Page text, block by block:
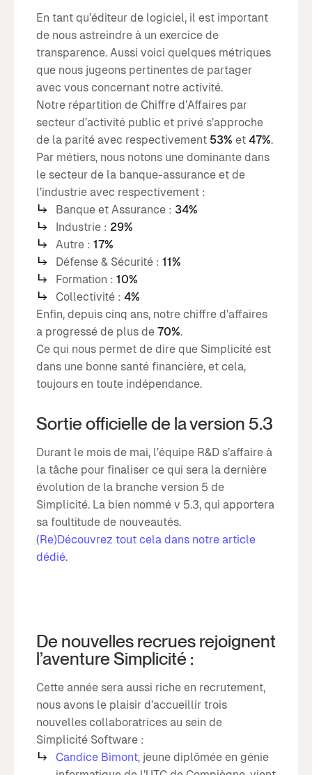
En tant qu’éditeur de logiciel, il est important
de nous astreindre à un exercice de
transparence. Aussi voici quelques métriques
que nous jugeons pertinentes de partager
avec vous concernant notre activité.
Notre répartition de Chiffre d’Affaires par
secteur d’activité public et privé s’approche
de la parité avec respectivement 53% et 47%.
Par métiers, nous notons une dominante dans
le secteur de la banque-assurance et de
l’industrie avec respectivement :
Banque et Assurance : 34%
Industrie : 29%
Autre : 17%
Défense & Sécurité : 11%
Formation : 10%
Collectivité : 4%
Enfin, depuis cinq ans, notre chiffre d’affaires
a progressé de plus de 70%.
Ce qui nous permet de dire que Simplicité est
dans une bonne santé financière, et cela,
toujours en toute indépendance.
Sortie officielle de la version 5.3
Durant le mois de mai, l’équipe R&D s’affaire à
la tâche pour finaliser ce qui sera la dernière
évolution de la branche version 5 de
Simplicité. La bien nommé v 5.3, qui apportera
sa foultitude de nouveautés.
(Re)Découvrez tout cela dans notre article
dédié.
De nouvelles recrues rejoignent
l’aventure Simplicité :
Cette année sera aussi riche en recrutement,
nous avons le plaisir d’accueillir trois
nouvelles collaboratrices au sein de
Simplicité Software :
Candice Bimont, jeune diplômée en génie